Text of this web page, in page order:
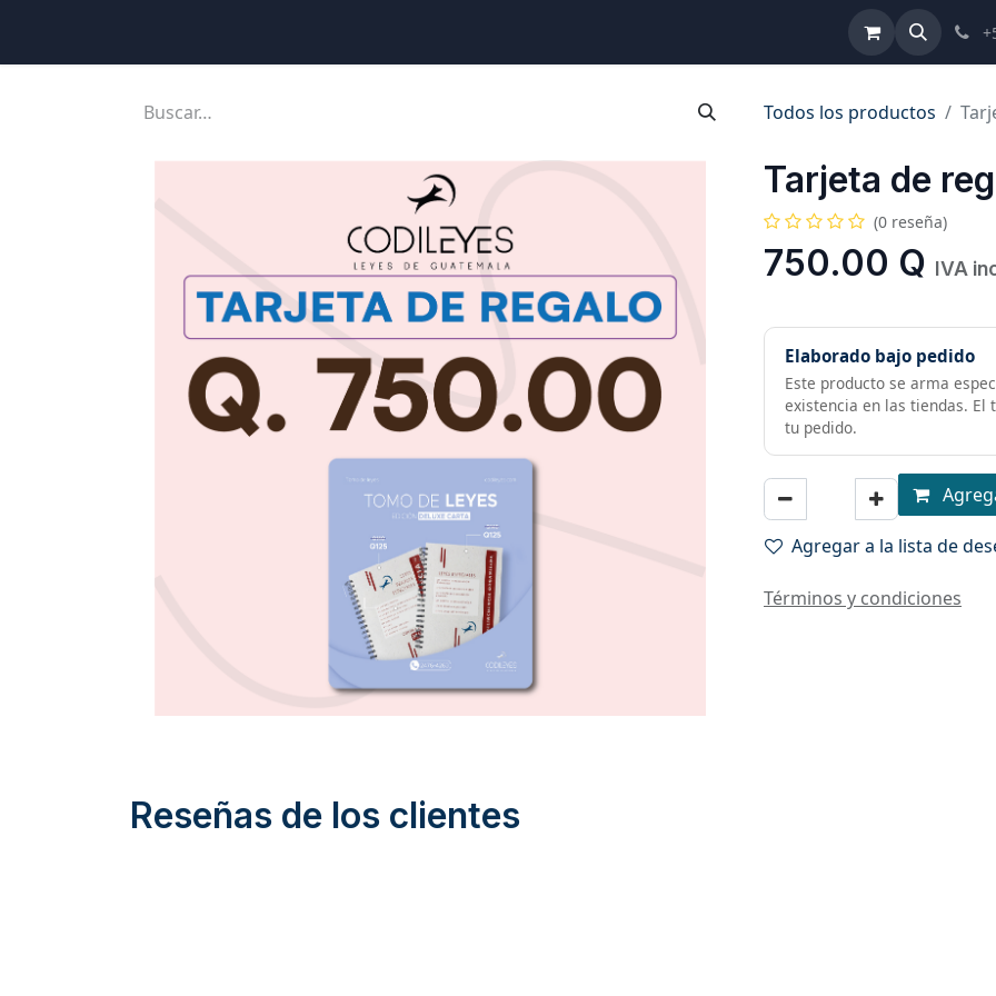
Términos y Condiciones Ayuda
Todos los productos
Tarjeta de
(0 reseña)
750.00 Q IVA
Elaborado bajo pedido
Este producto se arma
existencia en las tiendas.
tu pedido.
Agregar a la lista de
Términos y condiciones
Reseñas de los clientes